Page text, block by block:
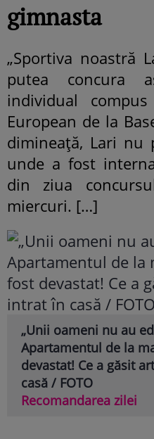
gimnasta
„Sportiva noastră
putea concura
individual
European de la
dimineață, Lari nu
unde a fost
din ziua
miercuri. […]
„Unii oameni nu au
Apartamentul de la
devastat! Ce a găsit
casă / FOTO
Recomandarea zilei